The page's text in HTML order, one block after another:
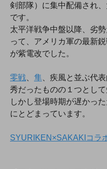
剣部隊）に集中配備され
です。
太平洋戦争中盤以降、劣
って、アメリカ軍の最新
が紫電改でした。
零戦 隼 、疾風と並ぶ代
秀だったものの１つとして
しかし登場時期が遅かっ
にとどまっています。
SYURIKEN×SAKAKIコラ